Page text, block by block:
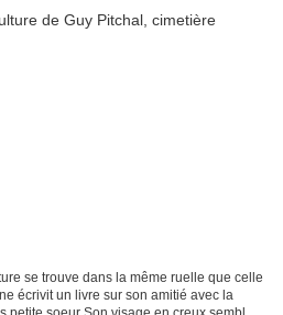
se trouve dans la même ruelle que celle
écrivit un livre sur son amitié avec la